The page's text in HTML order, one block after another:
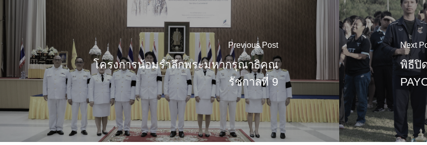
Previous Post
โครงการน้อมรำลึกพระมหากรุณาธิคุณ
รัชกาลที่ 9
Next
พิธีปิ